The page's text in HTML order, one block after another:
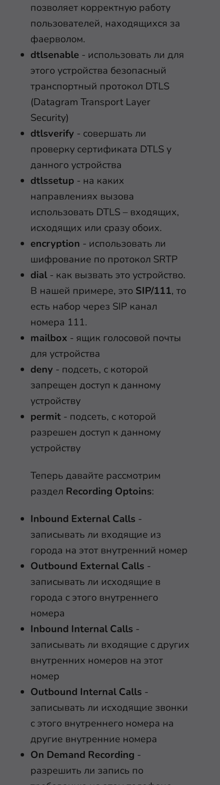
позволяет корректную работу
пользователей, находящихся за
фаерволом.
dtlsenable - использовать ли для
этого устройства безопасный
транспортный протокол DTLS
(Datagram Transport Layer
Security)
dtlsverify - совершать ли
проверку сертификата DTLS у
данного устройства
dtlssetup - на каких
направлениях вызова
использовать DTLS – входящих,
исходящих или сразу обоих.
encryption - использовать ли
шифрование по протокол SRTP
dial - как вызвать это устройство.
В нашей примере, это SIP/111, то
есть набор через SIP канал
номера 111.
mailbox - ящик голосовой почты
для устройства
deny - подсеть, с которой
запрещен доступ к данному
устройству
permit - подсеть, с которой
разрешен доступ к данному
устройству
Теперь давайте рассмотрим
раздел Recording Optoins:
Inbound External Calls -
записывать ли входящие из
города на этот внутренний номер
Outbound External Calls -
записывать ли исходящие в
города с этого внутреннего
номера
Inbound Internal Calls -
записывать ли входящие с других
внутренних номеров на этот
номер
Outbound Internal Calls -
записывать ли исходящие звонки
с этого внутреннего номера на
другие внутренние номера
On Demand Recording -
разрешить ли запись по